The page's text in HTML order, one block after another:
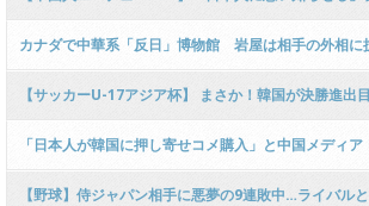
議 台湾メディア報じる [4/18] [右大臣・大ちゃん
カナダで中華系「反日」博物館 岩屋は相手の外相に
【サッカーU-17アジア杯】 まさか！韓国が決勝進出
被弾→PK戦３人連続失敗で涙の敗退
「日本人が韓国に押し寄せコメ購入」と中国メディ
に来ないの？おいでよ」
【野球】侍ジャパン相手に悪夢の9連敗中…ライバル